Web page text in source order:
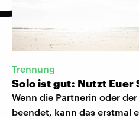
Trennung
Solo ist gut: Nutzt Euer
Wenn die Partnerin oder
beendet, kann das erstmal